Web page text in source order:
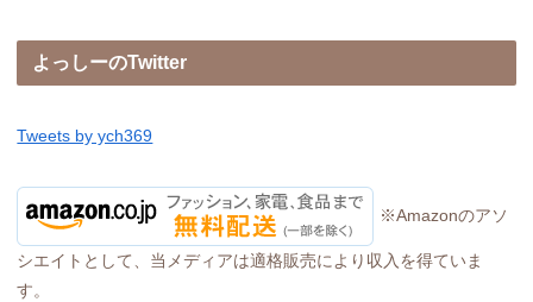
よっしーのTwitter
Tweets by ych369
※Amazonのアソ
シエイトとして、当メディアは適格販売により収入を得ていま
す。